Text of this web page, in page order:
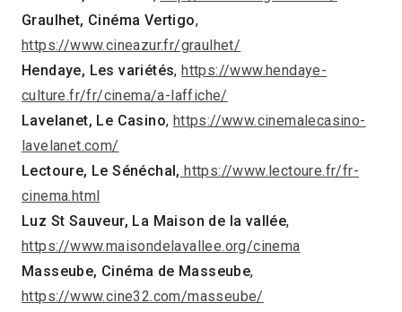
Graulhet, Cinéma Vertigo,
https://www.cineazur.fr/graulhet/
Hendaye, Les variétés, https://www.hendaye-
culture.fr/fr/cinema/a-laffiche/
Lavelanet, Le Casino, https://www.cinemalecasino-
lavelanet.com/
Lectoure, Le Sénéchal, https://www.lectoure.fr/fr-
cinema.html
Luz St Sauveur, La Maison de la vallée,
https://www.maisondelavallee.org/cinema
Masseube, Cinéma de Masseube,
https://www.cine32.com/masseube/